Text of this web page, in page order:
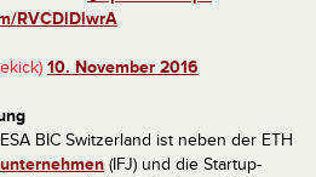
RVCDlDlwrA
10. November 2016
BIC Switzerland ist neben der ETH
(IFJ) und die Startup-